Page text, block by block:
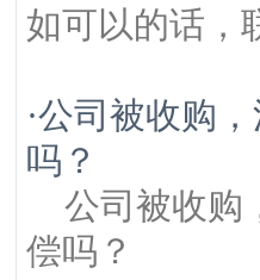
如可以的话，
·公司被收购
吗？
公司被收购
偿吗？